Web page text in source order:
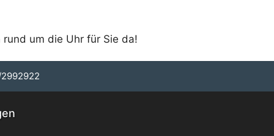
um die Uhr für Sie da!